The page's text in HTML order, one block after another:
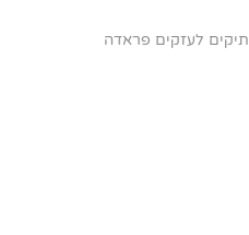
תיקים לעזקים פראדה